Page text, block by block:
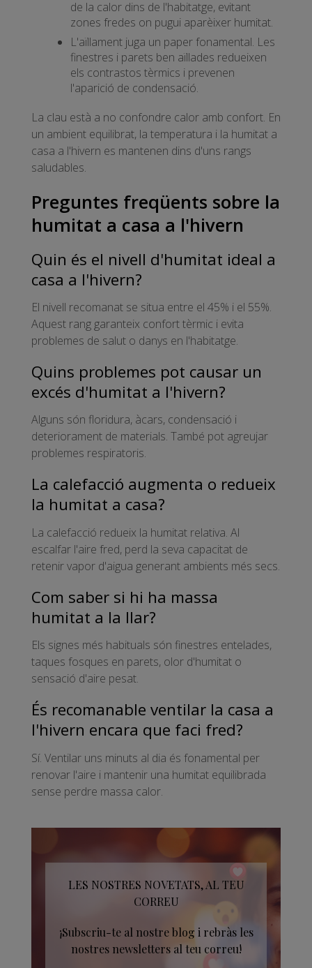
de la calor dins de l'habitatge, evitant
zones fredes on pugui aparèixer humitat.
L'aïllament juga un paper fonamental. Les
finestres i parets ben aïllades redueixen
els contrastos tèrmics i prevenen
l'aparició de condensació.
La clau està a no confondre calor amb confort. En
un ambient equilibrat, la temperatura i la humitat a
casa a l'hivern es mantenen dins d'uns rangs
saludables.
Preguntes freqüents sobre la
humitat a casa a l'hivern
Quin és el nivell d'humitat ideal a
casa a l'hivern?
El nivell recomanat se situa entre el 45% i el 55%.
Aquest rang garanteix confort tèrmic i evita
problemes de salut o danys en l'habitatge.
Quins problemes pot causar un
excés d'humitat a l'hivern?
Alguns són floridura, àcars, condensació i
deteriorament de materials. També pot agreujar
problemes respiratoris.
La calefacció augmenta o redueix
la humitat a casa?
La calefacció redueix la humitat relativa. Al
escalfar l'aire fred, perd la seva capacitat de
retenir vapor d'aigua generant ambients més secs.
Com saber si hi ha massa
humitat a la llar?
Els signes més habituals són finestres entelades,
taques fosques en parets, olor d'humitat o
sensació d'aire pesat.
És recomanable ventilar la casa a
l'hivern encara que faci fred?
Sí. Ventilar uns minuts al dia és fonamental per
renovar l'aire i mantenir una humitat equilibrada
sense perdre massa calor.
LES NOSTRES NOVETATS, AL TEU
CORREU
¡Subscriu-te al nostre blog i rebràs les
nostres newsletters al teu correu!